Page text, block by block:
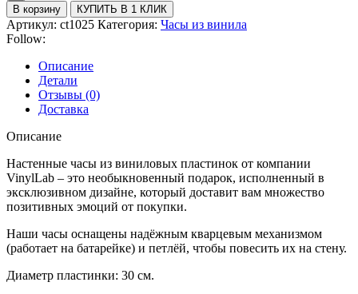
В корзину КУПИТЬ В 1 КЛИК
Артикул: ct1025 Категория: Часы из винила
Follow:
Описание
Детали
Отзывы (0)
Доставка
Описание
Настенные часы из виниловых пластинок от компании
VinylLab – это необыкновенный подарок, исполненный в
эксклюзивном дизайне, который доставит вам множество
позитивных эмоций от покупки.
Наши часы оснащены надёжным кварцевым механизмом
(работает на батарейке) и петлёй, чтобы повесить их на стену.
Диаметр пластинки: 30 см.